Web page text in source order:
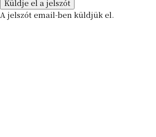
A jelszót email-ben küldjük el.